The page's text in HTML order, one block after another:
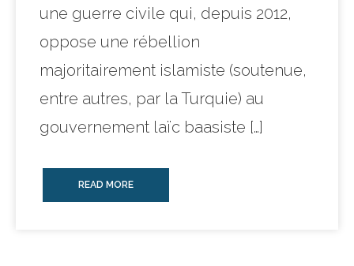
une guerre civile qui, depuis 2012,
oppose une rébellion
majoritairement islamiste (soutenue,
entre autres, par la Turquie) au
gouvernement laïc baasiste […]
READ MORE